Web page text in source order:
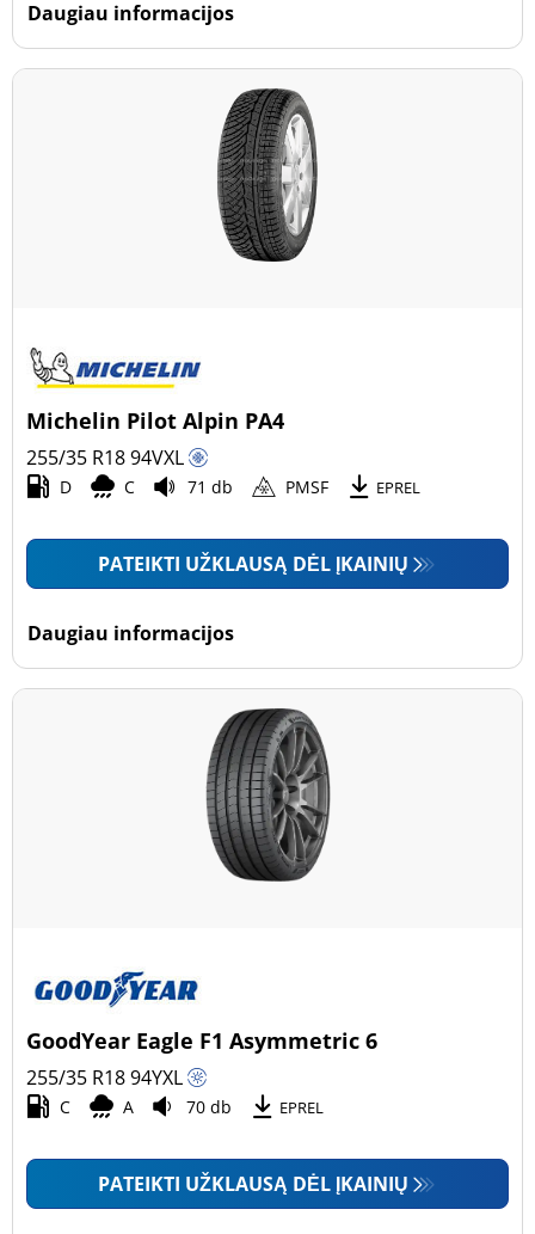
Daugiau informacijos
Michelin Pilot Alpin PA4
255/35 R1894VXL
D C 71 db PMSF EPREL
PATEIKTI UŽKLAUSĄ DĖL ĮKAINIŲ
Daugiau informacijos
GoodYear Eagle F1 Asymmetric 6
255/35 R1894YXL
C A 70 db EPREL
PATEIKTI UŽKLAUSĄ DĖL ĮKAINIŲ